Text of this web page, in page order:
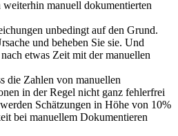
manuell dokumentierten
unbedingt auf den Grund.
und beheben Sie sie. Und
etwas Zeit mit der manuellen
die Zahlen von manuellen
in der Regel nicht ganz fehlerfrei
Schätzungen in Höhe von 10%
bei manuellem Dokumentieren